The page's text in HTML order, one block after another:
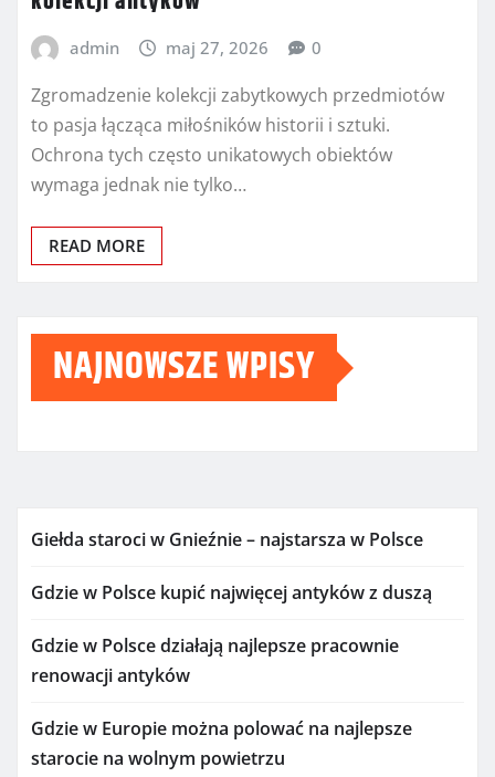
admin maj 27, 2026 0
Zgromadzenie kolekcji zabytkowych przedmiotów
to pasja łącząca miłośników historii i sztuki.
Ochrona tych często unikatowych obiektów
wymaga jednak nie tylko…
READ MORE
NAJNOWSZE WPISY
Giełda staroci w Gnieźnie – najstarsza w Polsce
Gdzie w Polsce kupić najwięcej antyków z duszą
Gdzie w Polsce działają najlepsze pracownie
renowacji antyków
Gdzie w Europie można polować na najlepsze
starocie na wolnym powietrzu